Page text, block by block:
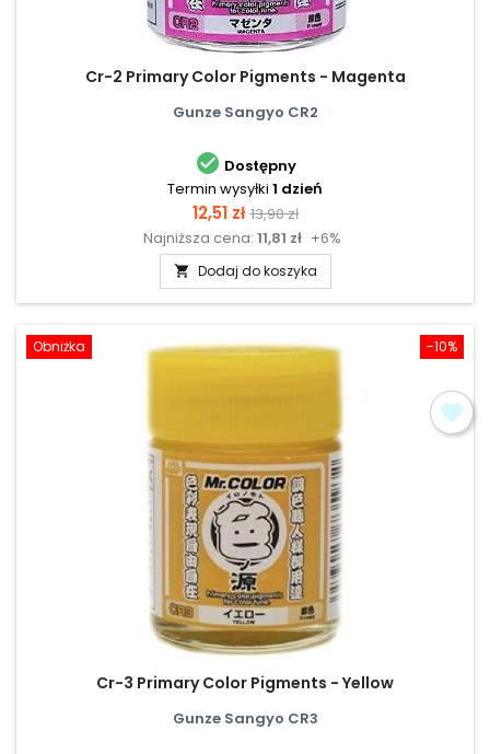
Cr-2 Primary Color Pigments - Magenta
Gunze Sangyo CR2
 Dostępny
Termin wysyłki 1 dzień
Cena
12,51 zł Cena
podstawowa
13,90 zł
Najniższa cena: 11,81 zł +6%
 Dodaj do koszyka
-10%
Obniżka
Cr-3 Primary Color Pigments - Yellow
Gunze Sangyo CR3